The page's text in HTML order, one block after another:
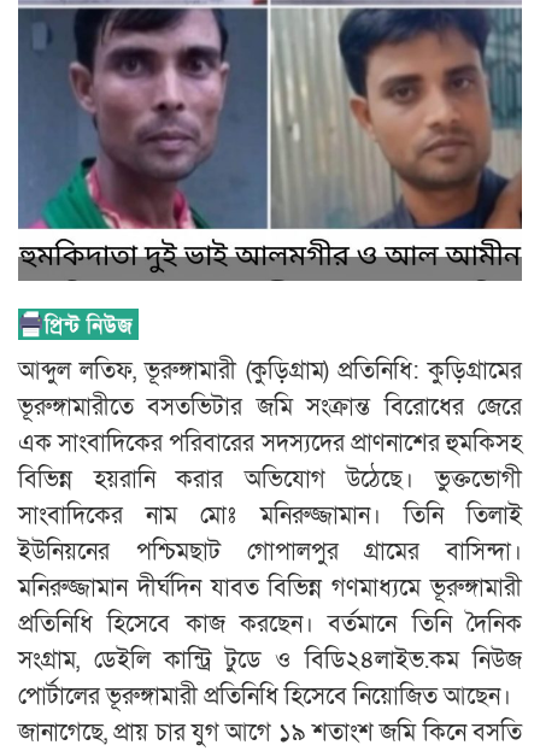
আব্দুল লতিফ, ভূরুঙ্গামারী (কুড়িগ্রাম) প্রতিনিধি: কুড়িগ্রামের
ভূরুঙ্গামারীতে বসতভিটার জমি সংক্রান্ত বিরোধের জেরে
এক সাংবাদিকের পরিবারের সদস্যদের প্রাণনাশের হুমকিসহ
বিভিন্ন হয়রানি করার অভিযোগ উঠেছে। ভুক্তভোগী
সাংবাদিকের নাম মোঃ মনিরুজ্জামান। তিনি তিলাই
ইউনিয়নের পশ্চিমছাট গোপালপুর গ্রামের বাসিন্দা।
মনিরুজ্জামান দীর্ঘদিন যাবত বিভিন্ন গণমাধ্যমে ভূরুঙ্গামারী
প্রতিনিধি হিসেবে কাজ করছেন। বর্তমানে তিনি দৈনিক
সংগ্রাম, ডেইলি কান্ট্রি টুডে ও বিডি২৪লাইভ.কম নিউজ
পোর্টালের ভূরুঙ্গামারী প্রতিনিধি হিসেবে নিয়োজিত আছেন।
জানাগেছে, প্রায় চার যুগ আগে ১৯ শতাংশ জমি কিনে বসতি